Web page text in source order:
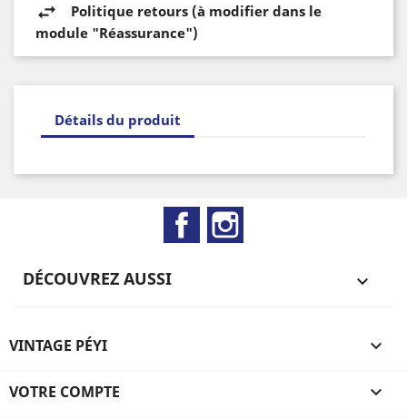
Politique retours (à modifier dans le
module "Réassurance")
Détails du produit
Facebook
DÉCOUVREZ AUSSI 
VINTAGE PÉYI 
VOTRE COMPTE 